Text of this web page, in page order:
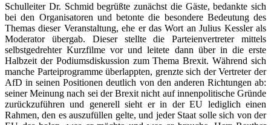
Schulleiter Dr. Schmid begrüßte zunächst die Gäste, bedankte sich
bei den Organisatoren und betonte die besondere Bedeutung des
Themas dieser Veranstaltung, ehe er das Wort an Julius Kessler als
Moderator übergab. Dieser stellte die Parteienvertreter mittels
selbstgedrehter Kurzfilme vor und leitete dann über in die erste
Halbzeit der Podiumsdiskussion zum Thema Brexit. Während sich
manche Parteiprogramme überlappten, grenzte sich der Vertreter der
AfD in seinen Positionen deutlich von den anderen Richtungen ab:
seiner Meinung nach sei der Brexit nicht auf innenpolitische Gründe
zurückzuführen und generell sieht er in der EU lediglich einen
Rahmen, den es auszufüllen gelte, und jeder Staat solle sich von der